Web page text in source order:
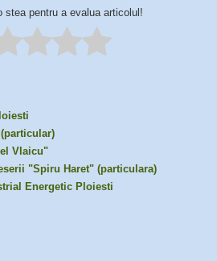
stea pentru a evalua articolul!
Vlaicu"
"Spiru Haret" (particulara)
Energetic Ploiesti